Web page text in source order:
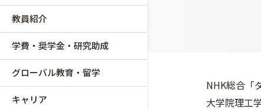
教員紹介
学費・奨学金・研究助成
グローバル教育・留学
キャリア
NHK総合「
大学院理工